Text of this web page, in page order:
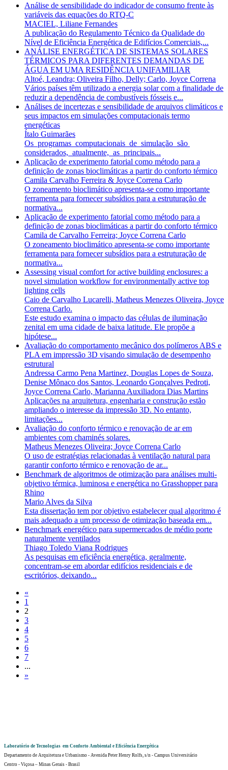
Análise de sensibilidade do indicador de consumo frente às
variáveis das equações do RTQ-C
MACIEL, Liliane Fernandes
A publicação do Regulamento Técnico da Qualidade do
Nível de Eficiência Energética de Edifícios Comerciais,...
ANÁLISE ENERGÉTICA DE SISTEMAS SOLARES
TÉRMICOS PARA DIFERENTES DEMANDAS DE
ÁGUA EM UMA RESIDÊNCIA UNIFAMILIAR
Altoé, Leandra; Oliveira Filho, Delly; Carlo, Joyce Correna
Vários países têm utilizado a energia solar com a finalidade de
reduzir a dependência de combustíveis fósseis e...
Análises de incertezas e sensibilidade de arquivos climáticos e
seus impactos em simulações computacionais termo
energéticas
Ítalo Guimarães
Os programas computacionais de simulação são
considerados, atualmente, as principais...
Aplicação de experimento fatorial como método para a
definição de zonas bioclimáticas a partir do conforto térmico
Camila Carvalho Ferreira & Joyce Correna Carlo
O zoneamento bioclimático apresenta-se como importante
ferramenta para fornecer subsídios para a estruturação de
normativa...
Aplicação de experimento fatorial como método para a
definição de zonas bioclimáticas a partir do conforto térmico
Camila de Carvalho Ferreira; Joyce Correna Carlo
O zoneamento bioclimático apresenta-se como importante
ferramenta para fornecer subsídios para a estruturação de
normativa...
Assessing visual comfort for active building enclosures: a
novel simulation workflow for environmentally active top
lighting cells
Caio de Carvalho Lucarelli, Matheus Menezes Oliveira, Joyce
Correna Carlo.
Este estudo examina o impacto das células de iluminação
zenital em uma cidade de baixa latitude. Ele propõe a
hipótese...
Avaliação do comportamento mecânico dos polímeros ABS e
PLA em impressão 3D visando simulação de desempenho
estrutural
Andressa Carmo Pena Martinez, Douglas Lopes de Souza,
Denise Mônaco dos Santos, Leonardo Gonçalves Pedroti,
Joyce Correna Carlo, Marianna Auxiliadora Dias Martins
Aplicações na arquitetura, engenharia e construção estão
ampliando o interesse da impressão 3D. No entanto,
limitações...
Avaliação do conforto térmico e renovação de ar em
ambientes com chaminés solares.
Matheus Menezes Oliveira; Joyce Correna Carlo
O uso de estratégias relacionadas à ventilação natural para
garantir conforto térmico e renovação de ar...
Benchmark de algoritmos de otimização para análises multi-
objetivo térmica, luminosa e energética no Grasshopper para
Rhino
Mario Alves da Silva
Esta dissertação tem por objetivo estabelecer qual algoritmo é
mais adequado a um processo de otimização baseada em...
Benchmark energético para supermercados de médio porte
naturalmente ventilados
Thiago Toledo Viana Rodrigues
As pesquisas em eficiência energética, geralmente,
concentram-se em abordar edifícios residenciais e de
escritórios, deixando...
«
1
2
3
4
5
6
7
...
»
Laboratório de Tecnologias em Conforto Ambiental e Eficiência Energética
Departamento de Arquitetura e Urbanismo - Avenida Peter Henry Rolfs, s/n - Campus Universitário
Centro - Viçosa – Minas Gerais - Brasil